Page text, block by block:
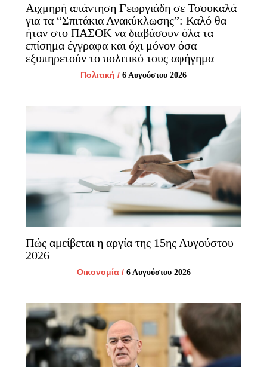
Αιχμηρή απάντηση Γεωργιάδη σε Τσουκαλά
για τα “Σπιτάκια Ανακύκλωσης”: Καλό θα
ήταν στο ΠΑΣΟΚ να διαβάσουν όλα τα
επίσημα έγγραφα και όχι μόνον όσα
εξυπηρετούν το πολιτικό τους αφήγημα
Πολιτική / 6 Αυγούστου 2026
Πώς αμείβεται η αργία της 15ης Αυγούστου
2026
Οικονομία/ 6 Αυγούστου 2026